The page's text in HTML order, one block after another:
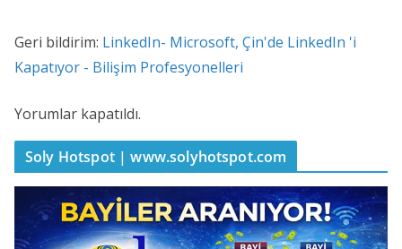
Geri bildirim: LinkedIn- Microsoft, Çin'de LinkedIn 'i
Kapatıyor - Bilişim Profesyonelleri
Yorumlar kapatıldı.
Soly Hotspot | www.solyhotspot.com